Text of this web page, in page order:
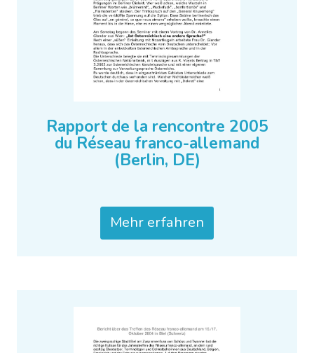
Rapport de la rencontre 2005
du Réseau franco-allemand
(Berlin, DE)
Mehr erfahren